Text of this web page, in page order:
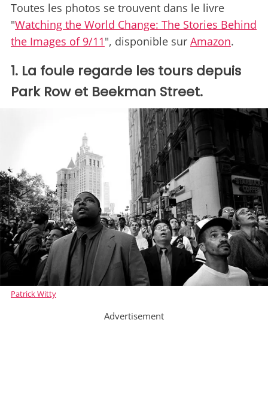
Toutes les photos se trouvent dans le livre
"Watching the World Change: The Stories Behind
the Images of 9/11", disponible sur Amazon.
1. La foule regarde les tours depuis
Park Row et Beekman Street.
Patrick Witty
Advertisement